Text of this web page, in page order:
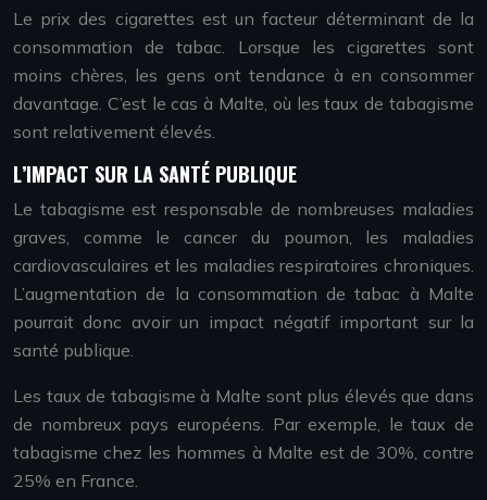
Le prix des cigarettes est un facteur déterminant de la
consommation de tabac. Lorsque les cigarettes sont
moins chères, les gens ont tendance à en consommer
davantage. C’est le cas à Malte, où les taux de tabagisme
sont relativement élevés.
L’IMPACT SUR LA SANTÉ PUBLIQUE
Le tabagisme est responsable de nombreuses maladies
graves, comme le cancer du poumon, les maladies
cardiovasculaires et les maladies respiratoires chroniques.
L’augmentation de la consommation de tabac à Malte
pourrait donc avoir un impact négatif important sur la
santé publique.
Les taux de tabagisme à Malte sont plus élevés que dans
de nombreux pays européens. Par exemple, le taux de
tabagisme chez les hommes à Malte est de 30%, contre
25% en France.